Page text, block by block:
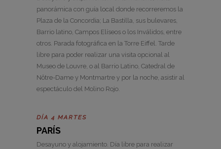
panorámica con guía local donde recorreremos la
Plaza de la Concordia; La Bastilla, sus bulevares,
Barrio latino, Campos Elíseos o los Inválidos, entre
otros. Parada fotográfica en la Torre Eiffel. Tarde
libre para poder realizar una visita opcional al
Museo de Louvre, o al Barrio Latino, Catedral de
Nôtre-Dame y Montmartre y por la noche, asistir al
espectáculo del Molino Rojo.
DÍA 4 MARTES
PARÍS
Desayuno y alojamiento. Día libre para realizar